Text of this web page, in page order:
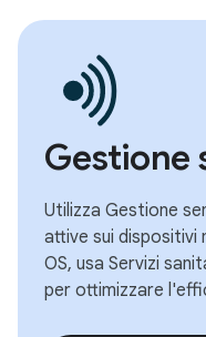
Gestione
Utilizza Gestione
attive sui dispositivi
OS, usa Servizi
per ottimizzare